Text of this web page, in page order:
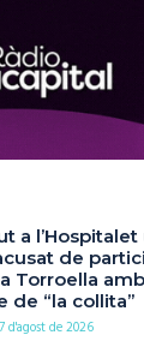
a l’Hospitalet
de
Torroella
de “la collita”
7 d'agost de 2026